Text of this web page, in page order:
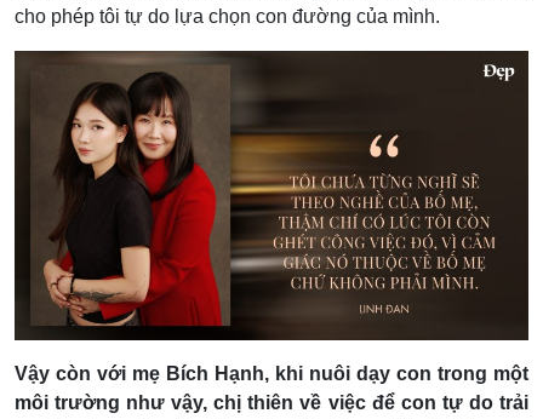
cho phép tôi tự do lựa chọn con đường của mình.
Vậy còn với mẹ Bích Hạnh, khi nuôi dạy con trong một
môi trường như vậy, chị thiên về việc để con tự do trải